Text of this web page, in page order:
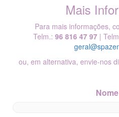
Mais
Para mais informações,
Telm.: 96 816 47 97|
ou, em alternativa, envie-nos